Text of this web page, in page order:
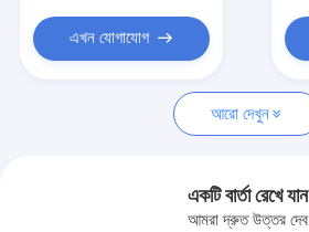
উদ্ধৃতির জন্য আবেদন
স্যানিটারি অ্যাক্রিলিক শীট
এখন যোগাযোগ
আরো দেখুন
একটি বার্তা রেখে যান
আমরা দ্রুত উত্তর দেব